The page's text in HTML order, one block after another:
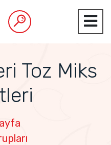
Toz Miks